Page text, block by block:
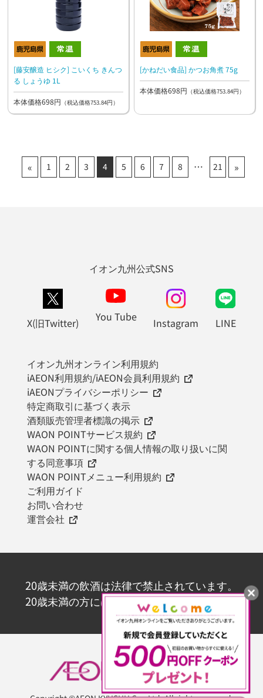
[藤安醸造 ヒシク] こいくち きんつ
る しょうゆ 1L
本体価格698円 （税込価格753.84円）
[かねだい食品] かつお角煮 75g
本体価格698円 （税込価格753.84円）
« 1 2 3 4 5 6 7 8 21 »
イオン九州公式SNS
X(旧Twitter) You Tube Instagram LINE
イオン九州オンライン利用規約
iAEON利用規約/iAEON会員利用規約
iAEONプライバシーポリシー
特定商取引に基づく表示
酒類販売管理者標識の掲示
WAON POINTサービス規約
WAON POINTに関する個人情報の取り扱いに関
する同意事項
WAON POINTメニュー利用規約
ご利用ガイド
お問い合わせ
運営会社
20歳未満の飲酒は法律で禁止されています。
20歳未満の方にはお酒を販売いたしません。